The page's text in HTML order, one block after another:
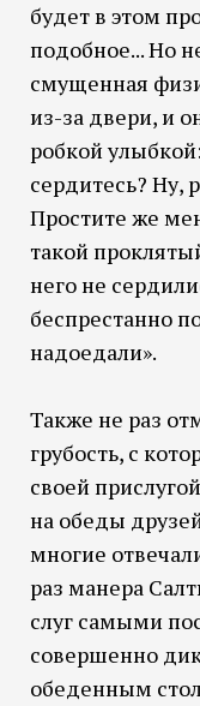
будет в этом
подобное... Но
смущенная
из-за двери, и
робкой
сердитесь? Ну,
Простите же
такой
него не
беспрестанно
надоедали».
Также не раз
грубость, с
своей
на обеды
многие
раз манера
слуг самыми
совершенно
обеденным